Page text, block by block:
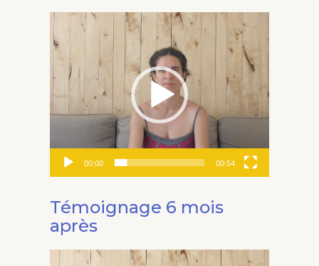
Lecteur
vidéo
00:00 00:54
Témoignage 6 mois
après
Lecteur